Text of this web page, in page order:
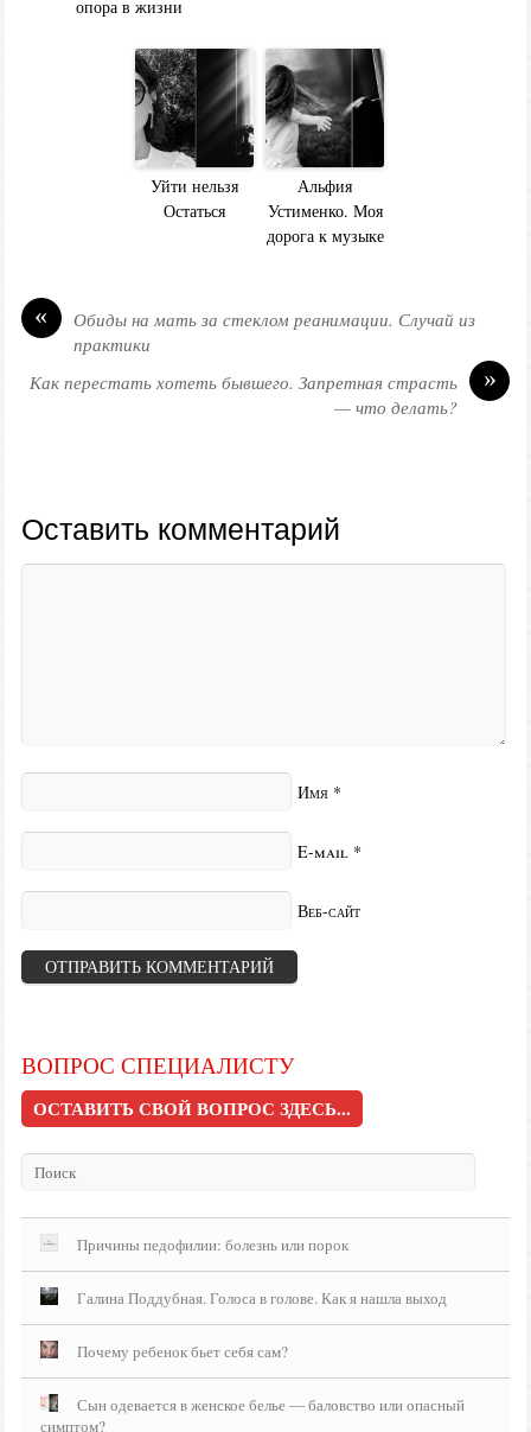
опора в жизни
Уйти нельзя
Остаться
Альфия
Устименко. Моя
дорога к музыке
«
Обиды на мать за стеклом реанимации. Случай из
практики
»
Как перестать хотеть бывшего. Запретная страсть
— что делать?
Оставить комментарий
Имя *
E-mail *
Веб-сайт
ВОПРОС СПЕЦИАЛИСТУ
ОСТАВИТЬ СВОЙ ВОПРОС ЗДЕСЬ...
Причины педофилии: болезнь или порок
Галина Поддубная. Голоса в голове. Как я нашла выход
Почему ребенок бьет себя сам?
Сын одевается в женское белье — баловство или опасный
симптом?